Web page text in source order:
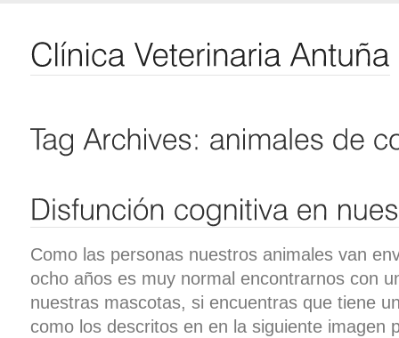
Como las personas nuestros animales van
ocho años es muy normal encontrarnos con
nuestras mascotas, si encuentras que tiene
como los descritos en en la siguiente imagen